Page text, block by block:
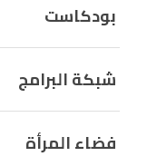
بودكاست
شبكة البرامج
فضاء المرأة